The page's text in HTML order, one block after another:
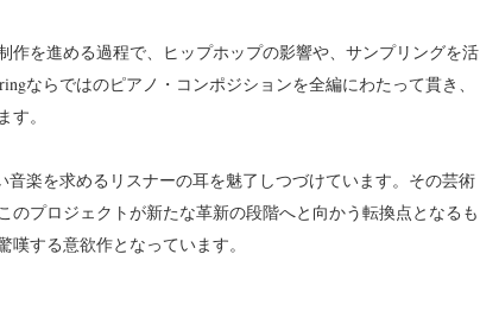
作を進める過程で、ヒップホップの影響や、サンプリングを活
ならではのピアノ・コンポジションを全編にわたって貫き、
。
音楽を求めるリスナーの耳を魅了しつづけています。その芸術
のプロジェクトが新たな革新の段階へと向かう転換点となるも
する意欲作となっています。